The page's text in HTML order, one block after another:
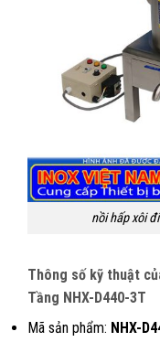
nồi hấp xôi
Thông số kỹ thuật
Tầng NHX-D440-3T
Mã sản phẩm: NHX-